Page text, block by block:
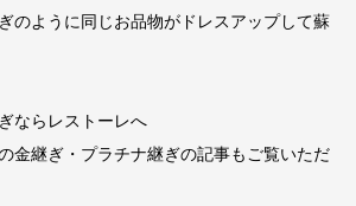
のように同じお品物がドレスアップして蘇
ならレストーレへ
金継ぎ・プラチナ継ぎの記事もご覧いただ